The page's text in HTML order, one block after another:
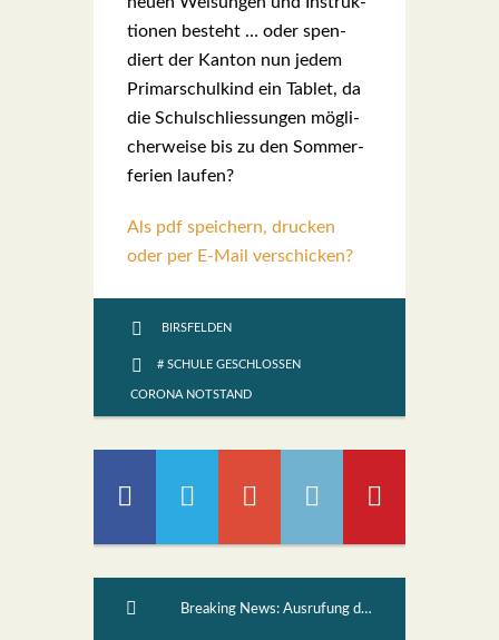
tio­nen besteht … oder spen­
diert der Kan­ton nun jedem
Pri­mar­schul­kind ein Tablet, da
die Schul­schlies­sun­gen mög­li­
cher­wei­se bis zu den Som­mer­
fe­ri­en lau­fen?
Als pdf speichern, drucken
oder per E-Mail verschicken?
BIRSFELDEN
# SCHULE GESCHLOSSEN
CORONA NOTSTAND
Breaking News: Ausrufung der Notlage in Baselland